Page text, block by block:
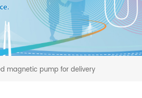
magnetic pump for delivery